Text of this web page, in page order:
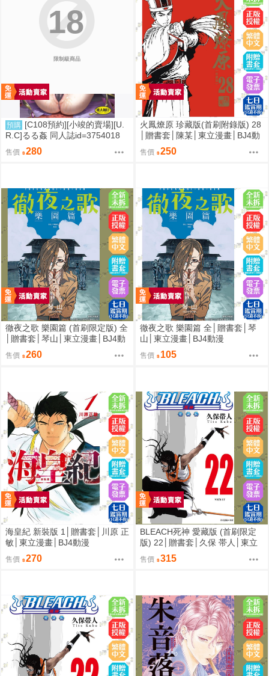
限制級商品
18
預購 [C108預約][小竣的賣場][U.
R.C]るる姦 同人誌id=3754018
售價 280
火鳳燎原 珍藏版(首刷附錄版) 28
│贈書套│陳某│東立漫畫│BJ4動
售價 250
徹夜之歌 樂園篇 (首刷限定版) 全
│贈書套│琴山│東立漫畫│BJ4動
漫
售價 260
徹夜之歌 樂園篇 全│贈書套│琴
山│東立漫畫│BJ4動漫
售價 105
海皇紀 新裝版 1│贈書套│川原 正
敏│東立漫畫│BJ4動漫
售價 270
BLEACH死神 愛藏版 (首刷限定
版) 22│贈書套│久保 帯人│東立
漫畫│BJ4動漫
售價 315